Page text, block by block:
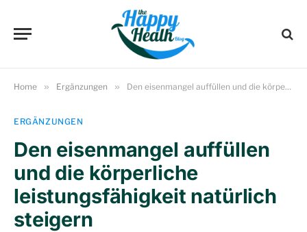
Home » Ergänzungen » Den eisenmangel auffüllen und die körperliche leistungsfähigkeit natürlich steigern
ERGÄNZUNGEN
Den eisenmangel auffüllen
und die körperliche
leistungsfähigkeit natürlich
steigern